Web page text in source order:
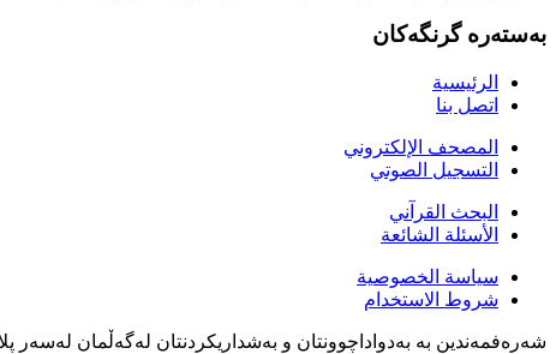
بەستەرە گرنگەکان
الرئيسية
اتصل بنا
المصحف الإلكتروني
التسجيل الصوتي
البحث القرآني
الأسئلة الشائعة
سياسة الخصوصية
شروط الاستخدام
شەرەفمەندین بە بەدواداچوونتان و بەشداریکردنتان لەگەڵمان لەسەر